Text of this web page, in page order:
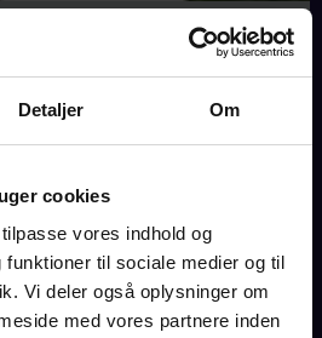
Detaljer Om
cookies
vores indhold og
til sociale medier og til
Vi deler også oplysninger om
med vores partnere inden
23, 2840
SOLD